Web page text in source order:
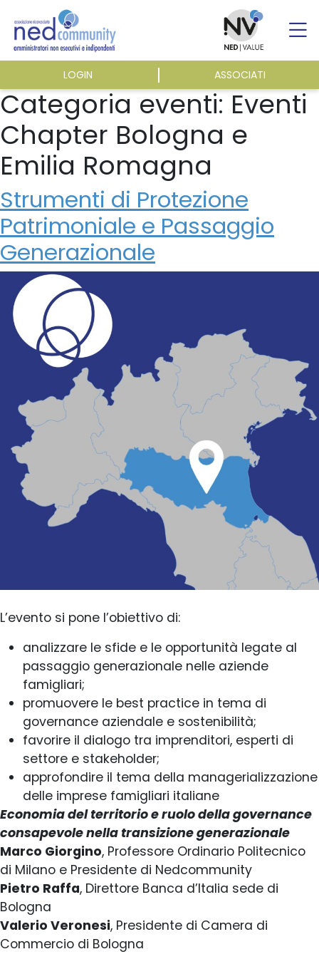
content
LOGIN ASSOCIATI
ASSOCIAZIONE
ATTIVITÀ
EVENTI E NEWS
PUBBLICAZIONI
Categoria eventi: Eventi
Chapter Bologna e
Emilia Romagna
Strumenti di Protezione
Patrimoniale e Passaggio
Generazionale
L’evento si pone l’obiettivo di:
analizzare le sfide e le opportunità legate al
passaggio generazionale nelle aziende
famigliari;
promuovere le best practice in tema di
governance aziendale e sostenibilità;
favorire il dialogo tra imprenditori, esperti di
settore e stakeholder;
approfondire il tema della managerializzazione
delle imprese famigliari italiane
Economia del territorio e ruolo della governance
consapevole nella transizione generazionale
Marco Giorgino, Professore Ordinario Politecnico
di Milano e Presidente di Nedcommunity
Pietro Raffa, Direttore Banca d’Italia sede di
Bologna
Valerio Veronesi, Presidente di Camera di
Commercio di Bologna